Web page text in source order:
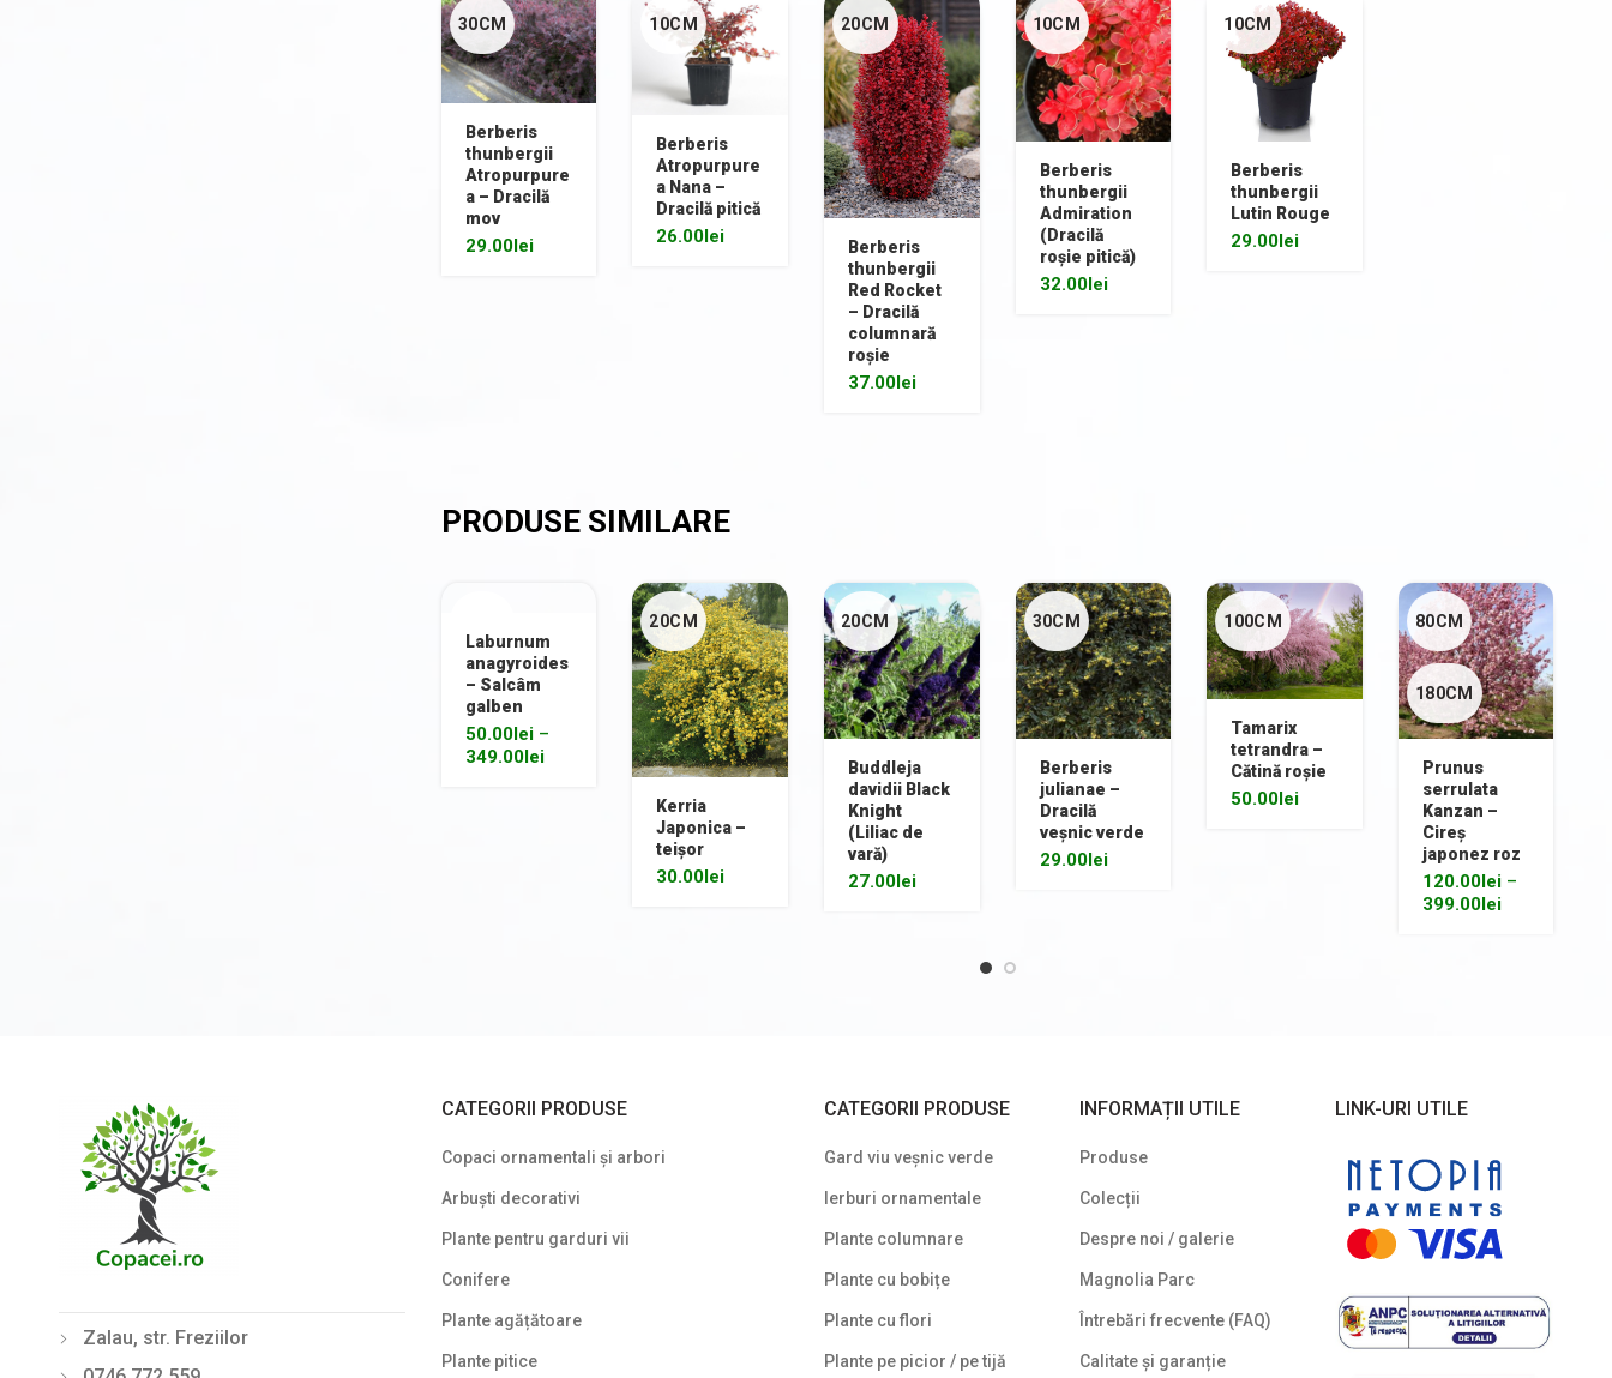
30CM
Berberis
thunbergii
Atropurpure
a – Dracilă
mov
29.00lei
10CM
Berberis
Atropurpure
a Nana –
Dracilă pitică
26.00lei
20CM
Berberis
thunbergii
Red Rocket
– Dracilă
columnară
roșie
37.00lei
10CM
Berberis
thunbergii
Admiration
(Dracilă
roșie pitică)
32.00lei
10CM
Berberis
thunbergii
Lutin Rouge
29.00lei
200CM
Laburnum
anagyroides
– Salcâm
galben
50.00lei–
349.00lei
20CM
Kerria
Japonica –
teișor
30.00lei
20CM
Buddleja
davidii Black
Knight
(Liliac de
vară)
27.00lei
30CM
Berberis
julianae –
Dracilă
veșnic verde
29.00lei
100CM
Tamarix
tetrandra –
Cătină roșie
50.00 lei
80CM
180CM
Prunus
serrulata
Kanzan –
Cireș
japonez roz
120.00lei–
399.00lei
Mobilier de grădină
Noutăți
Plante agățătoare
Plante columnare
Plante cu bobițe
Plante cu flori
Zalau, str. Freziilor
CATEGORII PRODUSE
Copaci ornamentali și arbori
Arbuști decorativi
Plante pentru garduri vii
Conifere
Plante agățătoare
Plante pitice
CATEGORII PRODUSE
Gard viu veșnic verde
Ierburi ornamentale
Plante columnare
Plante cu bobițe
Plante cu flori
Plante pe picior / pe tijă
INFORMAȚII UTILE
Produse
Colecții
Despre noi / galerie
Magnolia Parc
Întrebări frecvente (FAQ)
Calitate și garanție
LINK-URI UTILE